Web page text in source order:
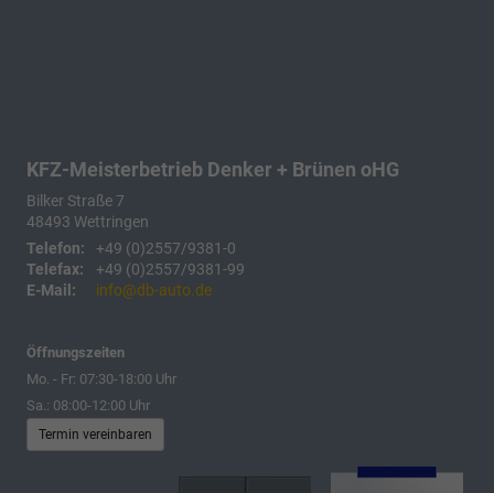
KFZ-Meisterbetrieb Denker + Brünen oHG
Bilker Straße 7
48493 Wettringen
Telefon:
+49 (0)2557/9381-0
Telefax:
+49 (0)2557/9381-99
E-Mail:
info@db-auto.de
Öffnungszeiten
Mo. - Fr: 07:30-18:00 Uhr
Sa.: 08:00-12:00 Uhr
Termin vereinbaren